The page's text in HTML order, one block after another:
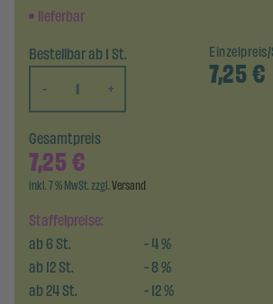
lieferbar
Bestellbar ab 1 St.
-
+ 7,25€
Staffelpreise:
ab6St. -4%
ab12St. -8%
ab24St. -12%
Gesamtpreis
7,25€
inkl. 7 % MwSt. zzgl.Versand